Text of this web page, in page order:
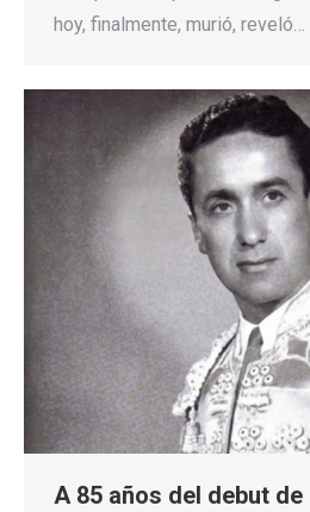
hoy, finalmente, murió, reveló…
A 85 años del debut de